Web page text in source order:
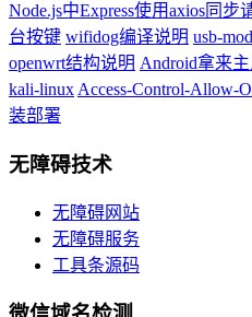
Node.js中Express使用axios同步
台按键 wifidog编译说明 usb-
openwrt结构说明 Android拿来
kali-linux Access-Control-Allow-
装部署
无障碍技术
无障碍网站
无障碍服务
工具条源码